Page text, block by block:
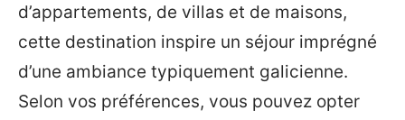
d’appartements, de villas et de maisons,
cette destination inspire un séjour imprégné
d’une ambiance typiquement galicienne.
Selon vos préférences, vous pouvez opter